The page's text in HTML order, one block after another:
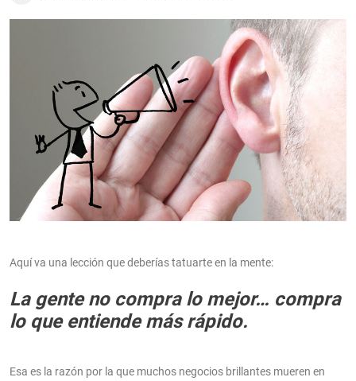
Aquí va una lección que deberías tatuarte en la mente:
La gente no compra lo mejor… compra
lo que entiende más rápido.
Esa es la razón por la que muchos negocios brillantes mueren en